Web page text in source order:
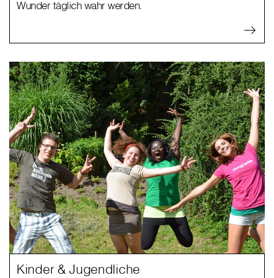
Wunder täglich wahr werden.
Kinder & Jugendliche